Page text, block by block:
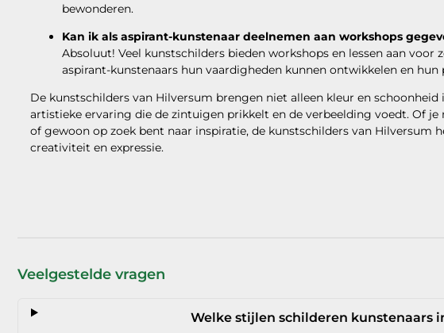
bewonderen.
Kan ik als aspirant-kunstenaar deelnemen aan workshops
Absoluut! Veel kunstschilders bieden workshops en lessen aan voor
aspirant-kunstenaars hun vaardigheden kunnen ontwikkelen en hun
De kunstschilders van Hilversum brengen niet alleen kleur en schoonheid
artistieke ervaring die de zintuigen prikkelt en de verbeelding voedt. Of
of gewoon op zoek bent naar inspiratie, de kunstschilders van Hilversum
creativiteit en expressie.
Veelgestelde vragen
Welke stijlen schilderen kunstenaars